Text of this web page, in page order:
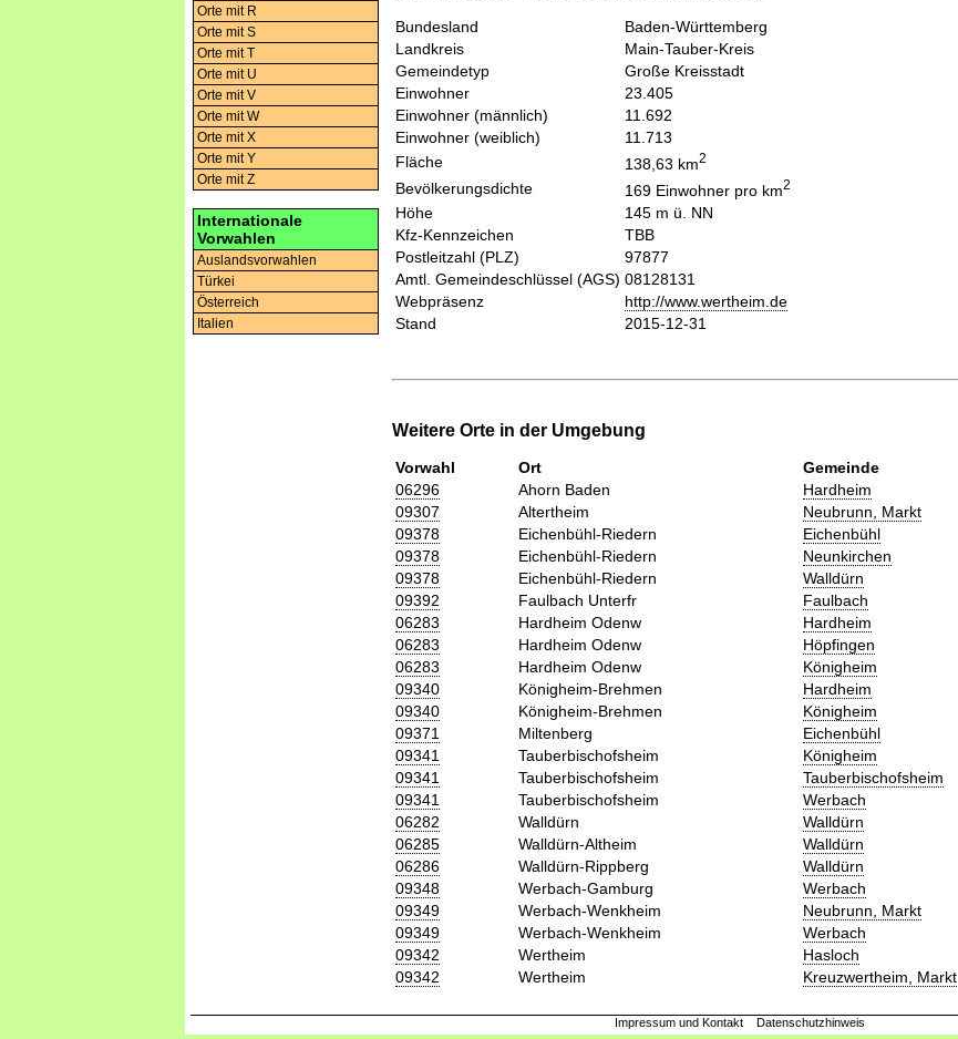
Orte mit R
Orte mit S
Orte mit T
Orte mit U
Orte mit V
Orte mit W
Orte mit X
Orte mit Y
Orte mit Z
Internationale
Vorwahlen
Auslandsvorwahlen
Türkei
Österreich
Italien
Bundesland
Baden-Württemberg
Landkreis
Main-Tauber-Kreis
Gemeindetyp
Große Kreisstadt
Einwohner
23.405
Einwohner (männlich)
11.692
Einwohner (weiblich)
11.713
Fläche
138,63 km2
Bevölkerungsdichte 169 Einwohner pro km2
Höhe
145 m ü. NN
Kfz-Kennzeichen
TBB
Postleitzahl (PLZ)
97877
Amtl. Gemeindeschlüssel (AGS) 08128131
Webpräsenz
http://www.wertheim.de
Stand
2015-12-31
Weitere Orte in der Umgebung
Vorwahl Ort
Gemeinde
06296
Ahorn Baden
Hardheim
09307
Altertheim
Neubrunn, Markt
09378
Eichenbühl-Riedern
Eichenbühl
09378
Eichenbühl-Riedern
Neunkirchen
09378
Eichenbühl-Riedern
Walldürn
09392
Faulbach Unterfr
Faulbach
06283
Hardheim Odenw
Hardheim
06283
Hardheim Odenw
Höpfingen
06283
Hardheim Odenw
Königheim
09340
Königheim-Brehmen
Hardheim
09340
Königheim-Brehmen
Königheim
09371
Miltenberg
Eichenbühl
09341
Tauberbischofsheim
Königheim
09341
Tauberbischofsheim
Tauberbischofsheim
09341
Tauberbischofsheim
Werbach
06282
Walldürn
Walldürn
06285
Walldürn-Altheim
Walldürn
06286
Walldürn-Rippberg
Walldürn
09348
Werbach-Gamburg
Werbach
09349
Werbach-Wenkheim
Neubrunn, Markt
09349
Werbach-Wenkheim
Werbach
09342
Wertheim
Hasloch
09342
Wertheim Kreuzwertheim, Markt
Impressum und Kontakt Datenschutzhinweis